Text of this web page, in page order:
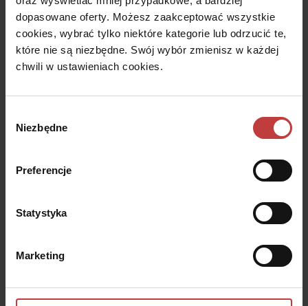
dopasowane oferty. Możesz zaakceptować wszystkie
cookies, wybrać tylko niektóre kategorie lub odrzucić te,
które nie są niezbędne. Swój wybór zmienisz w każdej
chwili w ustawieniach cookies.
zgody
Niezbędne
Preferencje
Statystyka
Marketing
rozporządzeniu 2,5 metra.
Pomieszczenia higieniczno-
sanitarne:Pomieszczenia higieniczno-sanitarne to
przede wszystkim łazienki, a także toalety (w przypadku,
łazienkę i WC). Wysokość minimalna tego typu
pomieszczeń nie może być mniejsza niż 2,5 metra.
Pomieszczenia techniczne:
Do pomieszczeń
względu na swoje przeznaczenie nie są one
klasyfikowane jako pomieszczenia mieszkalne sensu
stricte, w związku z czym ich minimalna wysokość może
być mniejsza i wynosić 2 metry.
wskazuje pomieszczenia komunikacyjne służą do
przemieszczania się. Zalicza się do nich korytarze, hole
wysokość pomieszczeń komunikacyjnych to 2,2 metra.